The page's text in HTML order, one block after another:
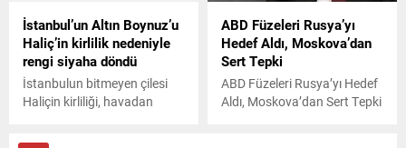
İstanbul’un Altın Boynuz’u
Haliç’in kirlilik nedeniyle
rengi siyaha döndü
İstanbulun bitmeyen çilesi
Haliçin kirliliği, havadan
ABD Füzeleri Rusya’yı
Hedef Aldı, Moskova’dan
Sert Tepki
ABD Füzeleri Rusya’yı Hedef
Aldı, Moskova’dan Sert Tepki